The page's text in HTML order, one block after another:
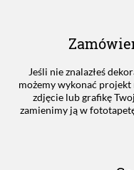
Jeśli nie znalazłeś
możemy wykonać projekt
zdjęcie lub grafikę
zamienimy ją w